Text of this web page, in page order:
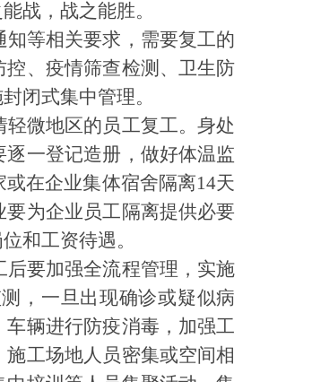
战，战之能胜。
等相关要求，需要复工的
、疫情筛查检测、卫生防
闭式集中管理。
微地区的员工复工。身处
一登记造册，做好体温监
在企业集体宿舍隔离14天
为企业员工隔离提供必要
和工资待遇。
要加强全流程管理，实施
，一旦出现确诊或疑似病
辆进行防疫消毒，加强工
工场地人员密集或空间相